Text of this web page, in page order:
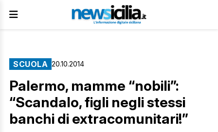
SCUOLA 20.10.2014
Palermo, mamme “nobili”:
“Scandalo, figli negli stessi
banchi di extracomunitari!”